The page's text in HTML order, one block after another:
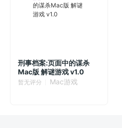
刑事档案:页面中的谋杀
Mac版 解谜游戏 v1.0
暂无评分 Mac游戏